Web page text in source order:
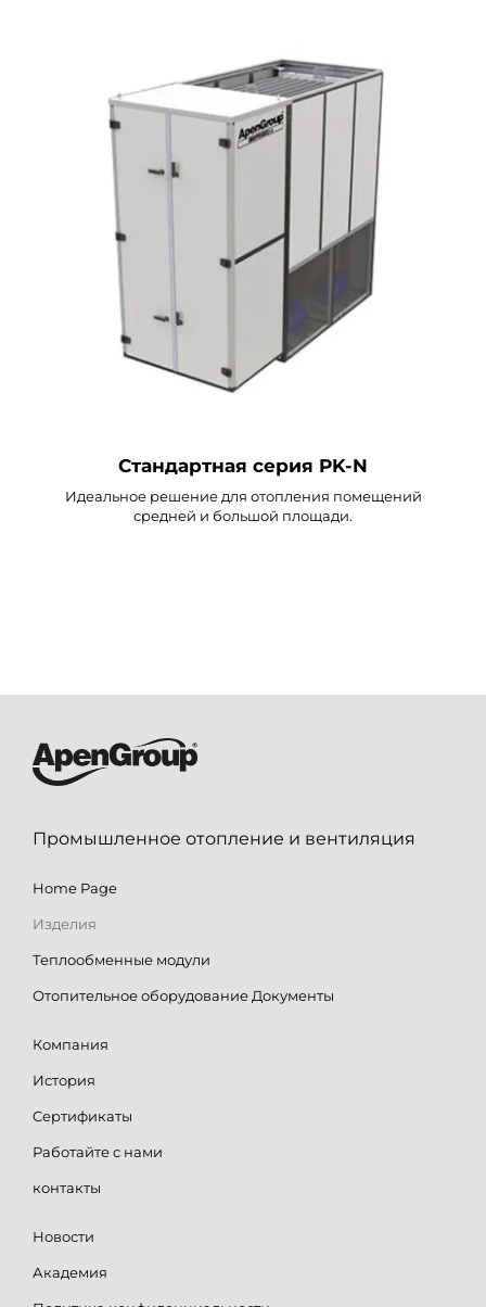
Стандартная серия PK-N
Идеальное решение для отопления помещений
средней и большой площади.
Промышленное отопление и вентиляция
Home Page
Изделия
Теплообменные модули
Отопительное оборудование Документы
Компания
История
Cертификаты
Работайте с нами
контакты
Новости
Академия